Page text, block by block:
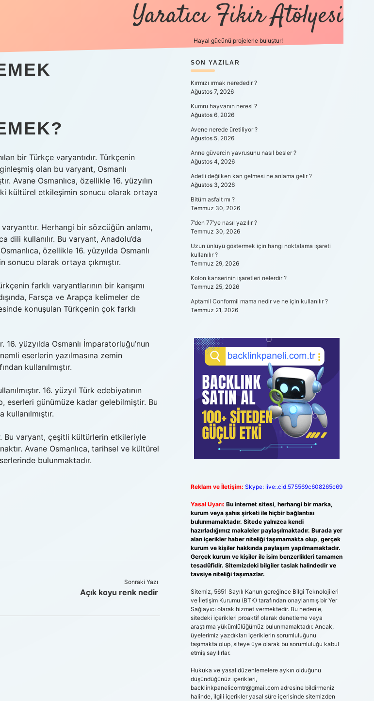
Yaratıcı Fikir Atölyesi
Hayal gücünü projelerle buluştur!
bir Türkçe varyantıdır. Türkçenin
olan bu varyant, Osmanlı
Avane Osmanlıca, özellikle 16. yüzyılın
kültürel etkileşimin sonucu olarak ortaya
Herhangi bir sözcüğün anlamı,
dili kullanılır. Bu varyant, Anadolu’da
özellikle 16. yüzyılda Osmanlı
olarak ortaya çıkmıştır.
farklı varyantlarının bir karışımı
Farsça ve Arapça kelimeler de
konuşulan Türkçenin çok farklı
16. yüzyılda Osmanlı İmparatorluğu’nun
eserlerin yazılmasına zemin
kullanılmıştır.
16. yüzyıl Türk edebiyatının
eserleri günümüze kadar gelebilmiştir. Bu
Bu varyant, çeşitli kültürlerin etkileriyle
Avane Osmanlıca, tarihsel ve kültürel
bulunmaktadır.
Sonraki Yazı
Açık koyu renk nedir
SIDEBAR
SON YAZILAR
Kırmızı ırmak nerededir ?
Ağustos 7, 2026
Kumru hayvanın neresi ?
Ağustos 6, 2026
Avene nerede üretiliyor ?
Ağustos 5, 2026
Anne güvercin yavrusunu nasıl besler ?
Ağustos 4, 2026
Adetli değilken kan gelmesi ne anlama gelir ?
Ağustos 3, 2026
Bitüm asfalt mı ?
Temmuz 30, 2026
7’den 77’ye nasıl yazılır ?
Temmuz 30, 2026
Uzun ünlüyü göstermek için hangi noktalama işareti
kullanılır ?
Temmuz 29, 2026
Kolon kanserinin işaretleri nelerdir ?
Temmuz 25, 2026
Aptamil Conformil mama nedir ve ne için kullanılır ?
Temmuz 21, 2026
Reklam ve İletişim: Skype: live:.cid.575569c608265c69
Yasal Uyarı: Bu internet sitesi, herhangi bir marka,
kurum veya şahıs şirketi ile hiçbir bağlantısı
bulunmamaktadır. Sitede yalnızca kendi
hazırladığımız makaleler paylaşılmaktadır. Burada yer
alan içerikler haber niteliği taşımamakta olup, gerçek
kurum ve kişiler hakkında paylaşım yapılmamaktadır.
Gerçek kurum ve kişiler ile isim benzerlikleri tamamen
tesadüfidir. Sitemizdeki bilgiler taslak halindedir ve
tavsiye niteliği taşımazlar.
Sitemiz, 5651 Sayılı Kanun gereğince Bilgi Teknolojileri
ve İletişim Kurumu (BTK) tarafından onaylanmış bir Yer
Sağlayıcı olarak hizmet vermektedir. Bu nedenle,
sitedeki içerikleri proaktif olarak denetleme veya
araştırma yükümlülüğümüz bulunmamaktadır. Ancak,
üyelerimiz yazdıkları içeriklerin sorumluluğunu
taşımakta olup, siteye üye olarak bu sorumluluğu kabul
etmiş sayılırlar.
Hukuka ve yasal düzenlemelere aykırı olduğunu
düşündüğünüz içerikleri,
backlinkpanelicomtr@gmail.comadresine bildirmeniz
halinde, ilgili içerikler yasal süre içerisinde sitemizden